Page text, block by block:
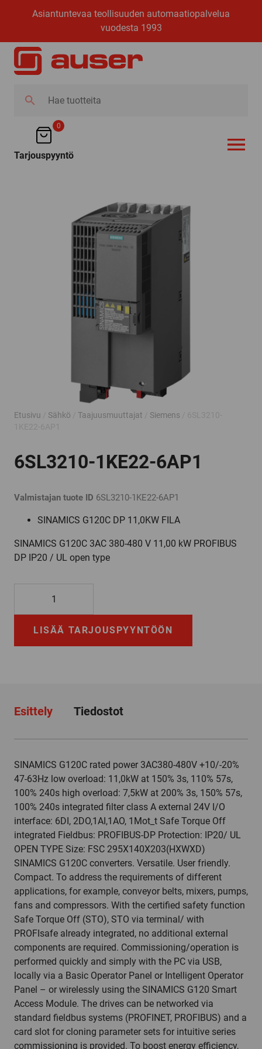
Asiantuntevaa teollisuuden automaatiopalvelua
vuodesta 1993
tuotteita
0
Tarjouspyyntö
Etusivu Sähkö Taajuusmuuttajat Siemens
6SL3210-1KE22-6AP1
Valmistajan tuote ID 6SL3210-1KE22-6AP1
SINAMICS G120C DP 11,0KW FILA
SINAMICS G120C 3AC 380-480 V 11,00 kW PROFIBUS
DP IP20 / UL open type
6AP1
määräLISÄÄ TARJOUSPYYNTÖÖN
Esittely Tiedostot
SINAMICS G120C rated power 3AC380-480V +10/-20%
47-63Hz low overload: 11,0kW at 150% 3s, 110% 57s,
100% 240s high overload: 7,5kW at 200% 3s, 150% 57s,
100% 240s integrated filter class A external 24V I/O
interface: 6DI, 2DO,1AI,1AO, 1Mot_t Safe Torque Off
integrated Fieldbus: PROFIBUS-DP Protection: IP20/ UL
OPEN TYPE Size: FSC 295X140X203(HXWXD)
SINAMICS G120C converters. Versatile. User friendly.
Compact. To address the requirements of different
applications, for example, conveyor belts, mixers, pumps,
fans and compressors. With the certified safety function
Safe Torque Off (STO), STO via terminal/ with
PROFIsafe already integrated, no additional external
components are required. Commissioning/operation is
performed quickly and simply with the PC via USB,
locally via a Basic Operator Panel or Intelligent Operator
Panel – or wirelessly using the SINAMICS G120 Smart
Access Module. The drives can be networked via
standard fieldbus systems (PROFINET, PROFIBUS) and a
card slot for cloning parameter sets for intuitive series
commissioning is provided. To boost energy efficiency,